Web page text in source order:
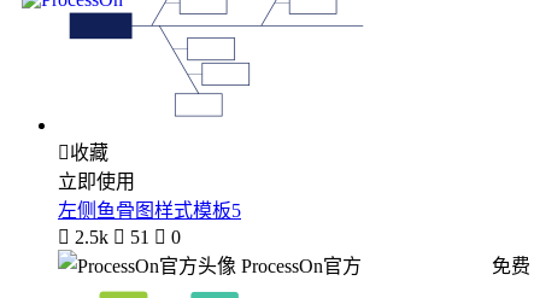
收藏
立即使用
左侧鱼骨图样式模板5
 2.5k  51  0
ProcessOn官方
免费